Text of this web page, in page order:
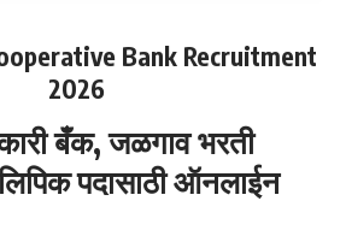
Bank Recruitment
2026
बँक, जळगाव भरती
पदासाठी ऑनलाईन